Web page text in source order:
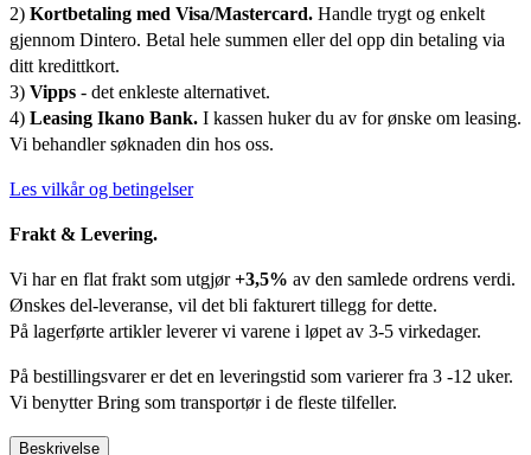
2) Kortbetaling med Visa/Mastercard. Handle trygt og enkelt
gjennom Dintero. Betal hele summen eller del opp din betaling via
ditt kredittkort.
3) Vipps - det enkleste alternativet.
4) Leasing Ikano Bank. I kassen huker du av for ønske om leasing.
Vi behandler søknaden din hos oss.
Les vilkår og betingelser
Frakt & Levering.
Vi har en flat frakt som utgjør+3,5% av den samlede ordrens verdi.
Ønskes del-leveranse, vil det bli fakturert tillegg for dette.
På lagerførte artikler leverer vi varene i løpet av 3-5 virkedager.
På bestillingsvarer er det en leveringstid som varierer fra 3 -12 uker.
Vi benytter Bring som transportør i de fleste tilfeller.
Beskrivelse